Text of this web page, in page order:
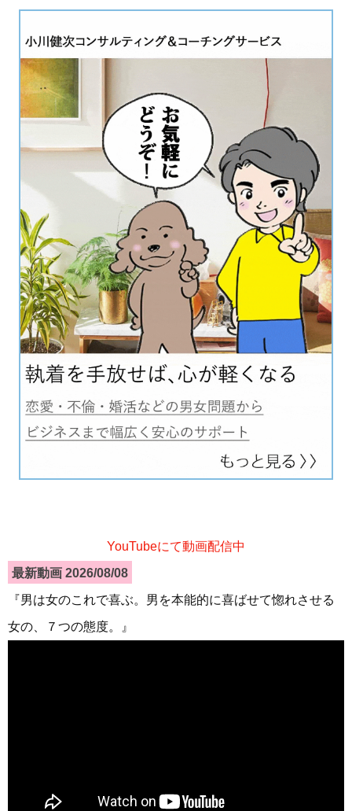
YouTubeにて動画配信中
最新動画 2026/08/08
『男は女のこれで喜ぶ。男を本能的に喜ばせて惚れさせる
女の、７つの態度。』